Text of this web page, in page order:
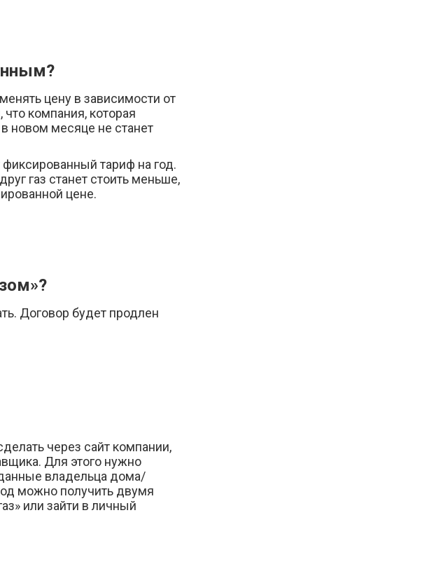
цену в зависимости от
компания, которая
новом месяце не станет
тариф на год.
газ станет стоить меньше,
цене.
Договор будет продлен
через сайт компании,
Для этого нужно
владельца дома/
можно получить двумя
или зайти в личный